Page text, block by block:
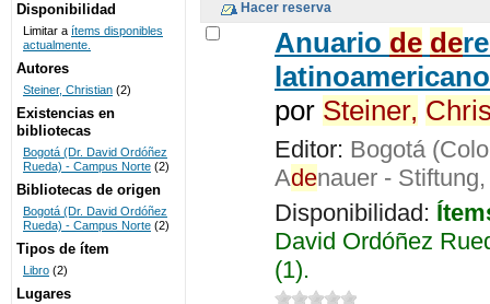
BIBLIOTECAS
UNICOC
Anuario de de
por Steiner,
Editor: Bogotá
Adenauer -
Disponibilidad:
David Ordóñez
(1).
Disponibilidad
Limitar a ítems disponibles
actualmente.
Autores
Steiner, Christian (2)
Existencias en
bibliotecas
Bogotá (Dr. David Ordóñez
Rueda) - Campus Norte (2)
Bibliotecas de origen
Bogotá (Dr. David Ordóñez
Rueda) - Campus Norte (2)
Tipos de ítem
Libro (2)
Lugares